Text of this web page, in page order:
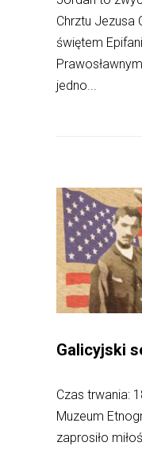
Chrztu Jezusa
świętem
jedno...
Galicyjski
Czas trwania:
Muzeum
zaprosiło